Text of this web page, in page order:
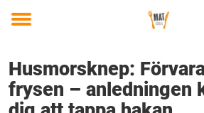
Toggle
Husmorsknep:
frysen – anledningen